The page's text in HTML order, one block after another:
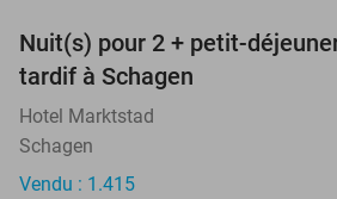
Nuit(s) pour 2 + petit-
tardif à Schagen
Hotel Marktstad
Schagen
Vendu : 1.415